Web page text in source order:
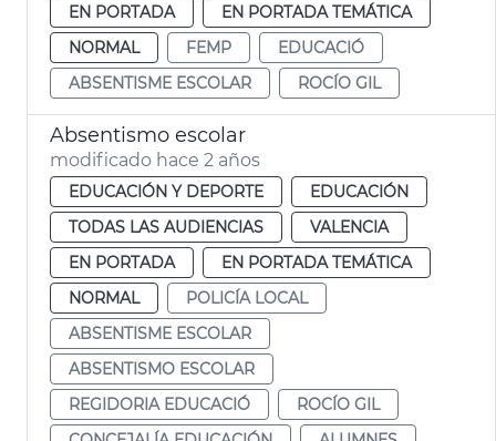
EN PORTADA
EN PORTADA TEMÁTICA
NORMAL
FEMP
EDUCACIÓ
ABSENTISME ESCOLAR
ROCÍO GIL
Absentismo escolar
modificado hace 2 años
EDUCACIÓN Y DEPORTE
EDUCACIÓN
TODAS LAS AUDIENCIAS
VALENCIA
EN PORTADA
EN PORTADA TEMÁTICA
NORMAL
POLICÍA LOCAL
ABSENTISME ESCOLAR
ABSENTISMO ESCOLAR
REGIDORIA EDUCACIÓ
ROCÍO GIL